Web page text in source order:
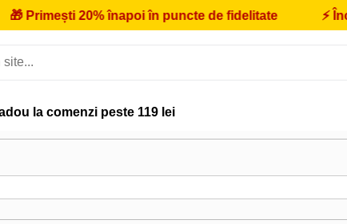
20% înapoi în puncte de fidelitate ⚡Încărcător
la comenzi peste 119 lei